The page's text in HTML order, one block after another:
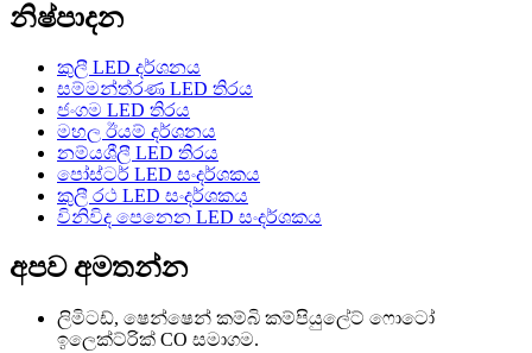
නිෂ්පාදන
කුලී LED දර්ශනය
සම්මන්ත්රණ LED තිරය
ජංගම LED තිරය
මහල ඊයම් දර්ශනය
නම්යශීලී LED තිරය
පෝස්ටර් LED සංදර්ශකය
කුලී රථ LED සංදර්ශකය
විනිවිද පෙනෙන LED සංදර්ශකය
අපව අමතන්න
ලිමිටඩ්, ෂෙන්ෂෙන් කම්බි කම්පියුලේට් ෆොටෝ
ඉලෙක්ට්රික් CO සමාගම.